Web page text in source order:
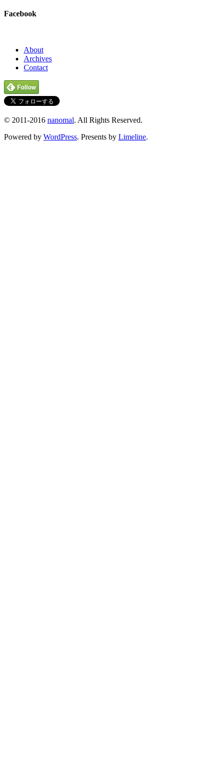
Facebook
About
Archives
Contact
© 2011-2016 nanomal. All Rights Reserved.
Powered by WordPress. Presents by Limeline.